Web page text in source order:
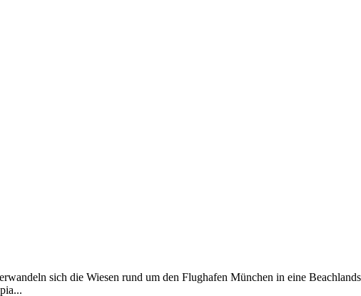
sich die Wiesen rund um den Flughafen München in eine